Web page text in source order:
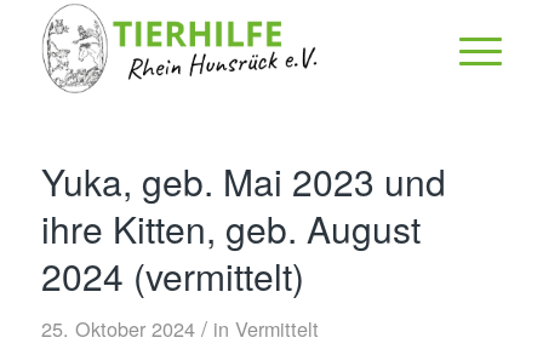
Yuka, geb. Mai 2023 und
ihre Kitten, geb. August
2024 (vermittelt)
25. Oktober 2024 / in Vermittelt